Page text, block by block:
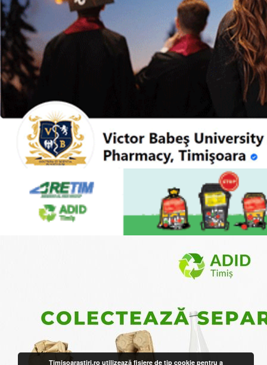
Timisoarastiri.ro utilizează fişiere de tip cookie pentru a